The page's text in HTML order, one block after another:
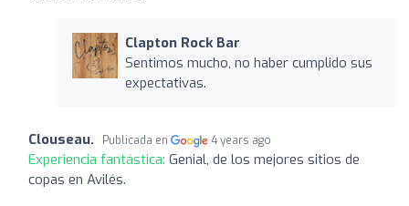
Clapton Rock Bar
Sentimos mucho, no haber cumplido sus
expectativas.
Clouseau. Publicada en 4 years ago
Experiencia fantástica: Genial, de los mejores sitios de
copas en Avilés.